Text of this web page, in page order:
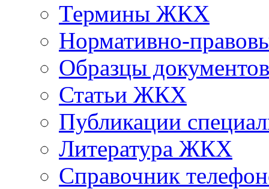
Термины ЖКХ
Нормативно-
Образцы документов
Статьи ЖКХ
Публикации
Литература ЖКХ
Справочник